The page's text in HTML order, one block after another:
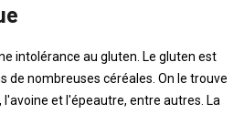
intolérance au gluten. Le gluten est
de nombreuses céréales. On le trouve
l'avoine et l'épeautre, entre autres. La